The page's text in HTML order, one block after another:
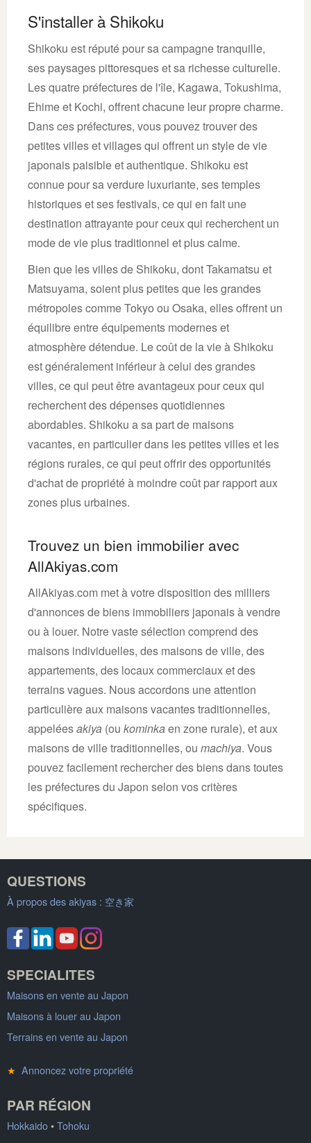
S'installer à Shikoku
Shikoku est réputé pour sa campagne tranquille,
ses paysages pittoresques et sa richesse culturelle.
Les quatre préfectures de l'île, Kagawa, Tokushima,
Ehime et Kochi, offrent chacune leur propre charme.
Dans ces préfectures, vous pouvez trouver des
petites villes et villages qui offrent un style de vie
japonais paisible et authentique. Shikoku est
connue pour sa verdure luxuriante, ses temples
historiques et ses festivals, ce qui en fait une
destination attrayante pour ceux qui recherchent un
mode de vie plus traditionnel et plus calme.
Bien que les villes de Shikoku, dont Takamatsu et
Matsuyama, soient plus petites que les grandes
métropoles comme Tokyo ou Osaka, elles offrent un
équilibre entre équipements modernes et
atmosphère détendue. Le coût de la vie à Shikoku
est généralement inférieur à celui des grandes
villes, ce qui peut être avantageux pour ceux qui
recherchent des dépenses quotidiennes
abordables. Shikoku a sa part de maisons
vacantes, en particulier dans les petites villes et les
régions rurales, ce qui peut offrir des opportunités
d'achat de propriété à moindre coût par rapport aux
zones plus urbaines.
Trouvez un bien immobilier avec
AllAkiyas.com
AllAkiyas.com met à votre disposition des milliers
d'annonces de biens immobiliers japonais à vendre
ou à louer. Notre vaste sélection comprend des
maisons individuelles, des maisons de ville, des
appartements, des locaux commerciaux et des
terrains vagues. Nous accordons une attention
particulière aux maisons vacantes traditionnelles,
appeléesakiya (ou kominkaen zone rurale), et aux
maisons de ville traditionnelles, ou machiya. Vous
pouvez facilement rechercher des biens dans toutes
les préfectures du Japon selon vos critères
spécifiques.
QUESTIONS
À propos des akiyas : 空き家
SPECIALITES
Maisons en vente au Japon
Maisons à louer au Japon
Terrains en vente au Japon
★ Annoncez votre propriété
PAR RÉGION
Hokkaido•Tohoku